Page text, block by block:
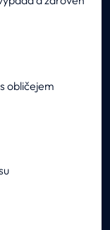
obličejem